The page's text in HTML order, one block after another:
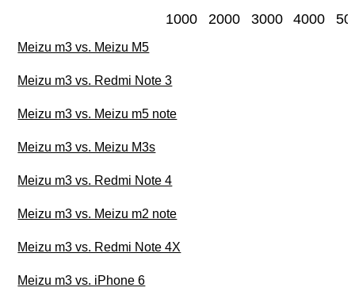
1000 2000 3000 4000
Meizu m3 vs. Meizu M5
Meizu m3 vs. Redmi Note 3
Meizu m3 vs. Meizu m5 note
Meizu m3 vs. Meizu M3s
Meizu m3 vs. Redmi Note 4
Meizu m3 vs. Meizu m2 note
Meizu m3 vs. Redmi Note 4X
Meizu m3 vs. iPhone 6